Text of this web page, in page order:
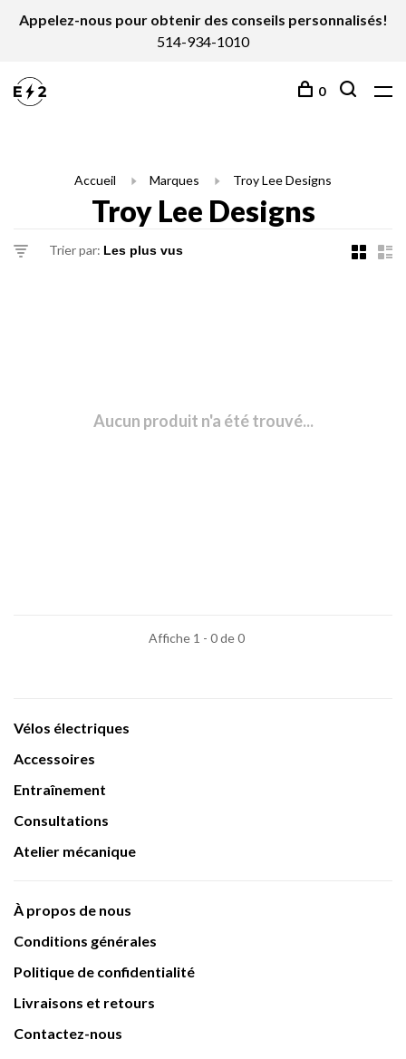
Appelez-nous pour obtenir des conseils personnalisés!
514-934-1010
0
Accueil Marques Troy Lee Designs
Troy Lee Designs
Trier par:
Aucun produit n'a été trouvé...
Affiche 1 - 0 de 0
Vélos électriques
Accessoires
Entraînement
Consultations
Atelier mécanique
À propos de nous
Conditions générales
Politique de confidentialité
Livraisons et retours
Contactez-nous